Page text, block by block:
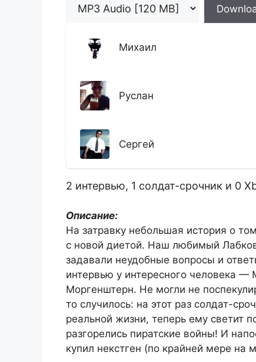
Михаил
Руслан
Сергей
2 интервью, 1 солдат-срочник и 0
Описание:
На затравку небольшая история о
с новой диетой. Наш любимый
задавали неудобные вопросы и
интервью у интересного человека
Моргенштерн. Не могли не
то случилось: на этот раз солдат-
реальной жизни, теперь ему светит
разгорелись пиратские войны! И
купил некстген (по крайней мере на